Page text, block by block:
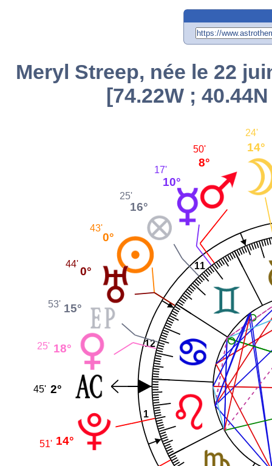
Meryl Streep, née le 22
[74.22W ;
1
11
12
14°
24'
8°
50'
10°
17'
16°
25'
0°
43'
0°
44'
15°
53'
18°
25'
2°
45'
14°
51'